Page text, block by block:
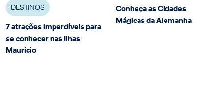
DESTINOS
7 atrações imperdíveis para
se conhecer nas Ilhas
Maurício
Conheça as Cidades
Mágicas da Alemanha